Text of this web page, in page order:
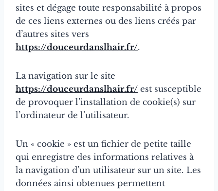
sites et dégage toute responsabilité à propos
de ces liens externes ou des liens créés par
d’autres sites vers
https://douceurdanslhair.fr/.
La navigation sur le site
https://douceurdanslhair.fr/ est susceptible
de provoquer l’installation de cookie(s) sur
l’ordinateur de l’utilisateur.
Un « cookie » est un fichier de petite taille
qui enregistre des informations relatives à
la navigation d’un utilisateur sur un site. Les
données ainsi obtenues permettent